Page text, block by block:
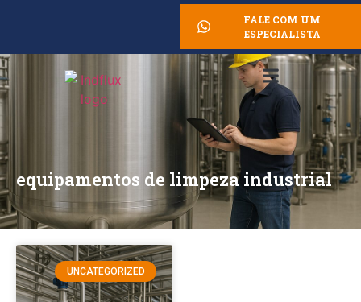
FALE COM UM
ESPECIALISTA
equipamentos de limpeza industrial
UNCATEGORIZED